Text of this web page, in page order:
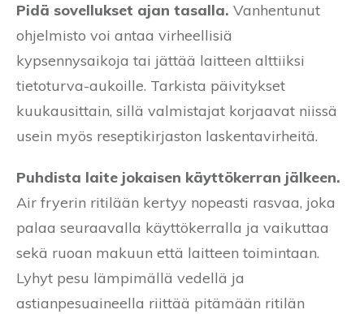
Pidä sovellukset ajan tasalla. Vanhentunut
ohjelmisto voi antaa virheellisiä
kypsennysaikoja tai jättää laitteen alttiiksi
tietoturva-aukoille. Tarkista päivitykset
kuukausittain, sillä valmistajat korjaavat niissä
usein myös reseptikirjaston laskentavirheitä.
Puhdista laite jokaisen käyttökerran jälkeen.
Air fryerin ritilään kertyy nopeasti rasvaa, joka
palaa seuraavalla käyttökerralla ja vaikuttaa
sekä ruoan makuun että laitteen toimintaan.
Lyhyt pesu lämpimällä vedellä ja
astianpesuaineella riittää pitämään ritilän